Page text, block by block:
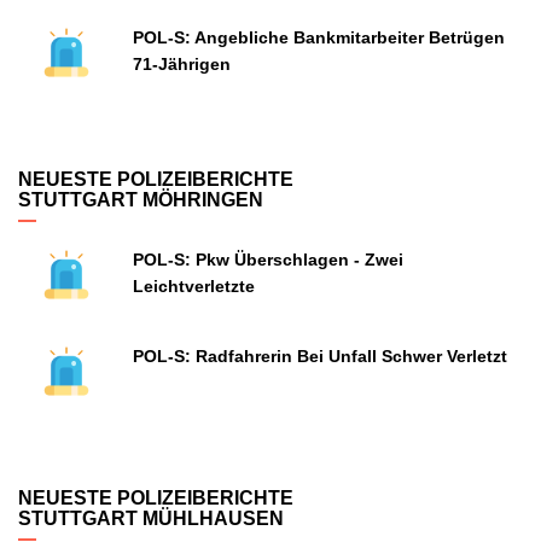
POL-S: Angebliche Bankmitarbeiter Betrügen
71-Jährigen
NEUESTE POLIZEIBERICHTE
STUTTGART MÖHRINGEN
POL-S: Pkw Überschlagen - Zwei
Leichtverletzte
POL-S: Radfahrerin Bei Unfall Schwer Verletzt
NEUESTE POLIZEIBERICHTE
STUTTGART MÜHLHAUSEN